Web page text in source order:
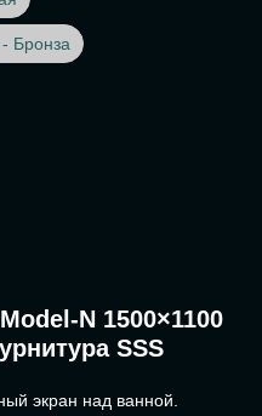
Бронза
N 1500×1100
SSS
экран над ванной.